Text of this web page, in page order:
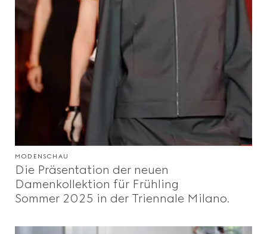
MODENSCHAU
Die Präsentation der neuen
Damenkollektion für Frühling
Sommer 2025 in der Triennale Milano.